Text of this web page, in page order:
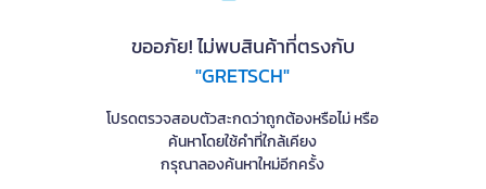
ขออภัย! ไม่พบสินค้าที่ตรงกับ
"GRETSCH"
โปรดตรวจสอบตัวสะกดว่าถูกต้องหรือไม่ หรือ
ค้นหาโดยใช้คำที่ใกล้เคียง
กรุณาลองค้นหาใหม่อีกครั้ง